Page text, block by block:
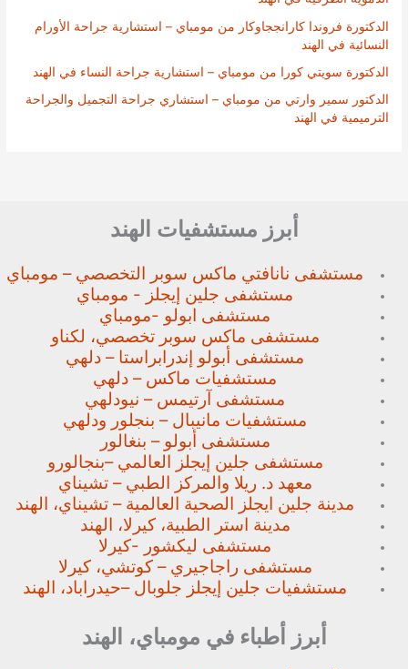
الدكتورة فروندا كارانججاوكار من مومباي – استشارية جراحة الأورام
النسائية في الهند
الدكتورة سويتي كورا من مومباي – استشارية جراحة النساء في الهند
الدكتور سمير وارتي من مومباي – استشاري جراحة التجميل والجراحة
الترميمية في الهند
أبرز مستشفيات الهند
مستشفى نانافتي ماكس سوبر التخصصي – مومباي
مستشفى جلين إيجلز - مومباي
مستشفى ابولو -مومباي
مستشفى ماكس سوبر تخصصي، لكناو
مستشفى أبولو إندرابراستا – دلهي
مستشفيات ماكس – دلهي
مستشفى آرتيمس – نيودلهي
مستشفيات مانيبال – بنجلور ودلهي
مستشفى أبولو – بنغالور
مستشفى جلين إيجلز العالمي –بنجالورو
معهد د. ريلا والمركز الطبي – تشيناي
مدينة جلين ايجلز الصحية العالمية – تشيناي، الهند
مدينة استر الطبية، كيرلا، الهند
مستشفى ليكشور -كيرلا
مستشفى راجاجيري – كوتشي، كيرلا
مستشفيات جلين إيجلز جلوبال –حيدراباد، الهند
أبرز أطباء في مومباي، الهند